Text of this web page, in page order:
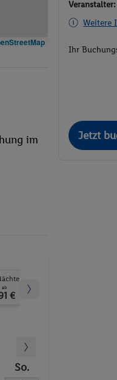
im
ab
€
So.
Weitere
Ihr
Jetzt